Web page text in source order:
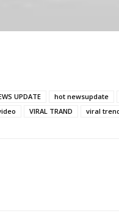
UPDATE hot newsupdate
VIRAL TRAND viral